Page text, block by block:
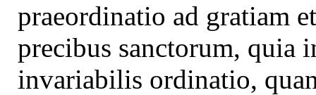
praeordinatio ad gratiam
precibus sanctorum,
invariabilis ordinatio,